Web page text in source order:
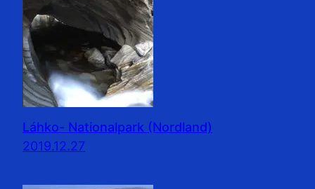
Láhko- Nationalpark (Nordland)
2019.12.27